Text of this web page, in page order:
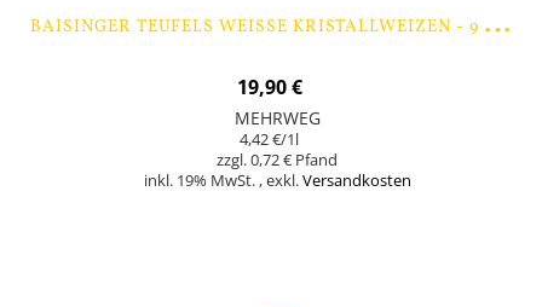
B
AISINGER TEUFELS WEISSE KRISTALLWEIZEN - 9 FLASCHEN
19,90 €
MEHRWEG
4,42 €/1l
0,72 €
inkl. 19% MwSt. ,exkl.Versandkosten